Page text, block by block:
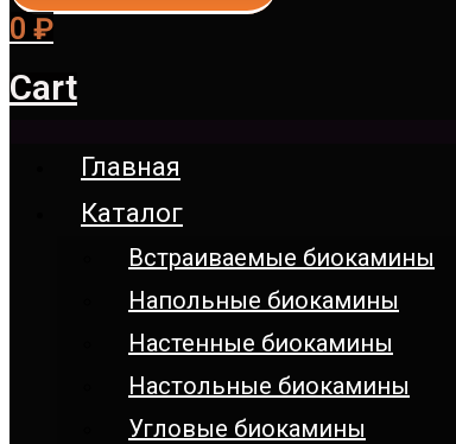
0 ₽
Cart
Главная
Каталог
Встраиваемые биокамины
Напольные биокамины
Настенные биокамины
Настoльные биокамины
Угловые биокамины